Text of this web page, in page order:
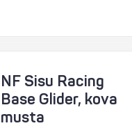
NF Sisu Racing
Base Glider, kova
musta